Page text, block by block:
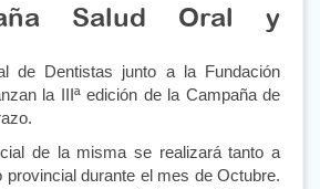
Salud Oral y
de Dentistas junto a la Fundación
la IIIª edición de la Campaña de
de la misma se realizará tanto a
provincial durante el mes de Octubre.